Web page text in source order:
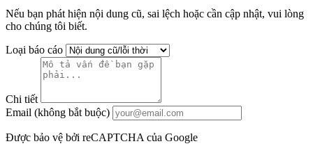
Nếu bạn phát hiện nội dung cũ, sai lệch hoặc cần cập nhật, vui lòng
cho chúng tôi biết.
Loại báo cáo
Chi tiết
Email (không bắt buộc)
Được bảo vệ bởi reCAPTCHA của Google